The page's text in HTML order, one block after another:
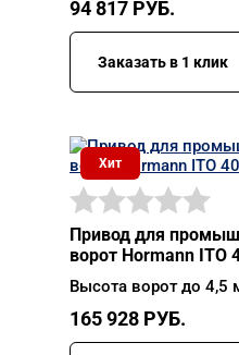
94 817 РУБ.
Заказать в 1 клик
Хит
Привод для
ворот Hormann ITO
Высота ворот до 4,5
165 928 РУБ.